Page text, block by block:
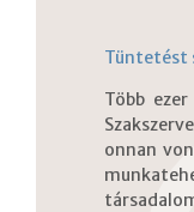
Tüntetést
Több
onnan